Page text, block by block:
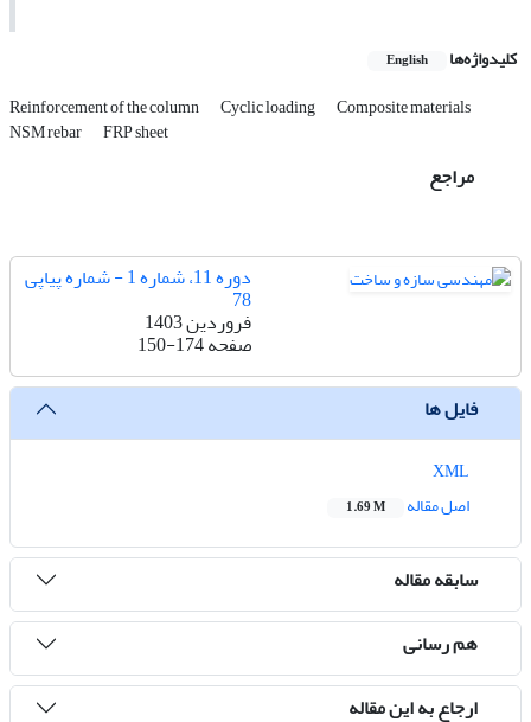
کلیدواژه‌ها English
Reinforcement of the column Cyclic loading Composite materials
NSM rebar FRP sheet
مراجع
دوره 11، شماره 1 - شماره پیاپی
78
فروردین 1403
صفحه150-174
فایل ها
اصل مقاله
1.69 M
سابقه مقاله
هم رسانی
ارجاع به این مقاله